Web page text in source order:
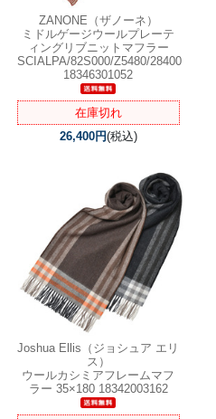
ZANONE（ザノーネ）
ミドルゲージウールプレーテ
ィングリブニットマフラー
SCIALPA/82S000/Z5480/28400
18346301052
在庫切れ
26,400円(税込)
Joshua Ellis（ジョシュア エリ
ス）
ウールカシミアフレームマフ
ラー 35×180 18342003162